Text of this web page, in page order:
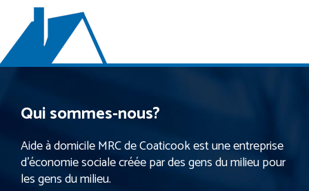
Qui sommes-nous?
Aide à domicile MRC de Coaticook est une entreprise
d’économie sociale créée par des gens du milieu pour
les gens du milieu.